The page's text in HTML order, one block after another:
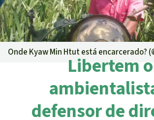
Projetos
Informar
Informar
Atualidades
Temas
A Floresta
Quem somos
Salve a Floresta
Doação geral
Doar para um tema
Proteção de florestas
Proteção dos animais
Doar para uma região
Sudeste asiático
Onde Kyaw Min Htut está encarcerado?
Libertem o
defensor de